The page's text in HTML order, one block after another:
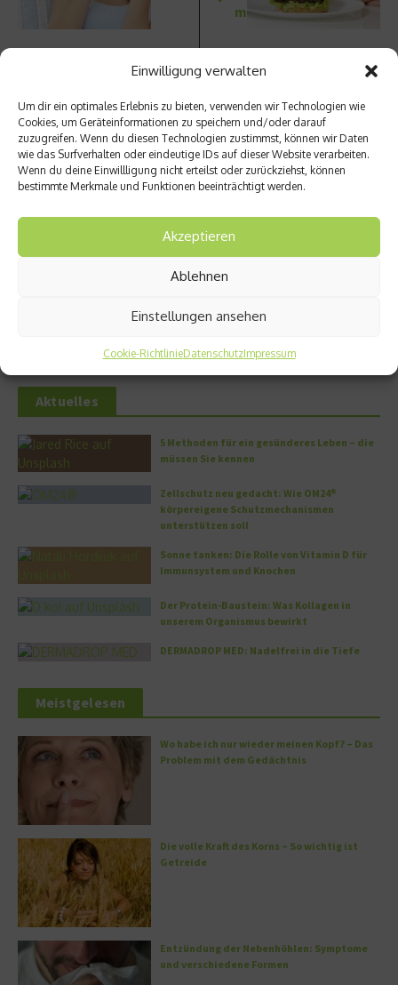
Einwilligung verwalten
Um dir ein optimales Erlebnis zu bieten, verwenden wir Technologien wie
Cookies, um Geräteinformationen zu speichern und/oder darauf
zuzugreifen. Wenn du diesen Technologien zustimmst, können wir Daten
wie das Surfverhalten oder eindeutige IDs auf dieser Website verarbeiten.
Wenn du deine Einwillligung nicht erteilst oder zurückziehst, können
bestimmte Merkmale und Funktionen beeinträchtigt werden.
Akzeptieren
Ablehnen
Einstellungen ansehen
Cookie-RichtlinieDatenschutzImpressum
m
Ähnliche Beiträge
Körper und Seele gut
Aktuelles
5 Methoden für ein gesünderes Leben – die
müssen Sie kennen
Zellschutz neu gedacht: Wie OM24®
körpereigene Schutzmechanismen
unterstützen soll
Sonne tanken: Die Rolle von Vitamin D für
Immunsystem und Knochen
Der Protein-Baustein: Was Kollagen in
unserem Organismus bewirkt
DERMADROP MED: Nadelfrei in die Tiefe
Meistgelesen
Wo habe ich nur wieder meinen Kopf? – Das
Problem mit dem Gedächtnis
Die volle Kraft des Korns – So wichtig ist
Getreide
Entzündung der Nebenhöhlen: Symptome
und verschiedene Formen